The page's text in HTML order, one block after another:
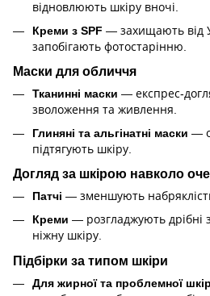
відновлюють шкіру вночі.
Креми з SPF — захищають від
запобігають фотостарінню.
Маски для обличчя
Тканинні маски — експрес-
зволоження та живлення.
Глиняні та альгінатні маски —
підтягують шкіру.
Догляд за шкірою навколо
Патчі — зменшують
Креми — розгладжують
ніжну шкіру.
Підбірки за типом шкіри
Для жирної та проблемної